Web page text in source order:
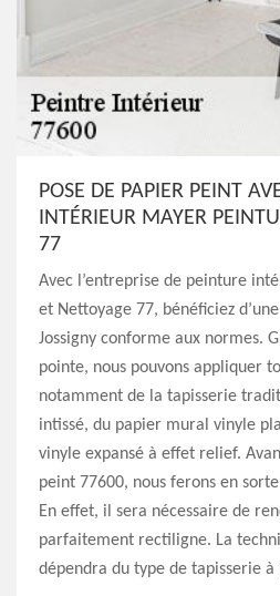
POSE DE PAPIER PEINT
INTÉRIEUR MAYER
77
Avec l’entreprise de peinture
et Nettoyage 77, bénéficiez
Jossigny conforme aux normes.
pointe, nous pouvons appliquer
notamment de la tapisserie
intissé, du papier mural vinyle
vinyle expansé à effet relief.
peint 77600, nous ferons en
En effet, il sera nécessaire de
parfaitement rectiligne. La
dépendra du type de tapisserie à